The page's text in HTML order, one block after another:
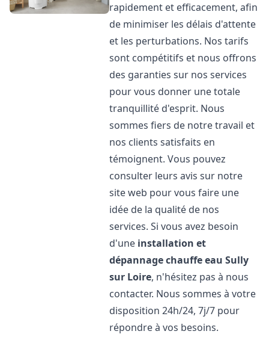
rapidement et efficacement, afin
de minimiser les délais d'attente
et les perturbations. Nos tarifs
sont compétitifs et nous offrons
des garanties sur nos services
pour vous donner une totale
tranquillité d'esprit. Nous
sommes fiers de notre travail et
nos clients satisfaits en
témoignent. Vous pouvez
consulter leurs avis sur notre
site web pour vous faire une
idée de la qualité de nos
services. Si vous avez besoin
d'une installation et
dépannage chauffe eau Sully
sur Loire, n'hésitez pas à nous
contacter. Nous sommes à votre
disposition 24h/24, 7j/7 pour
répondre à vos besoins.